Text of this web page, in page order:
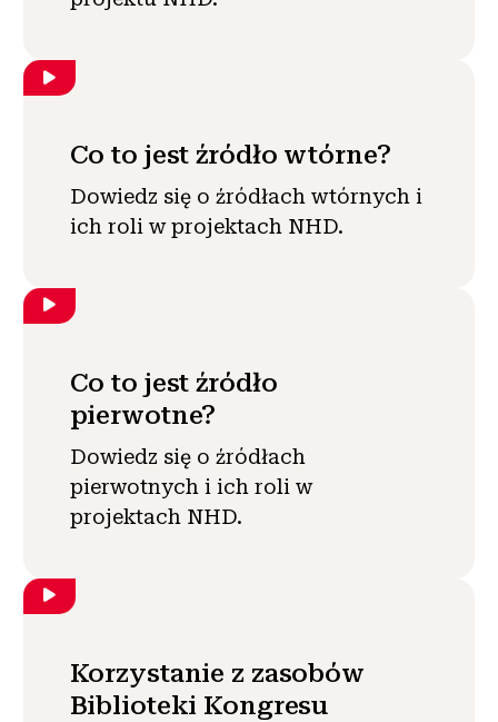
Co to jest źródło wtórne?
Dowiedz się o źródłach wtórnych i
ich roli w projektach NHD.
Co to jest źródło
pierwotne?
Dowiedz się o źródłach
pierwotnych i ich roli w
projektach NHD.
Korzystanie z zasobów
Biblioteki Kongresu